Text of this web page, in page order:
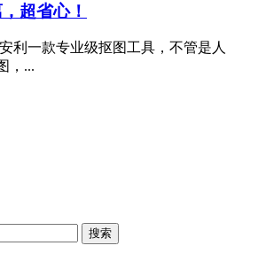
超省心！
利一款专业级抠图工具，不管是人
，...